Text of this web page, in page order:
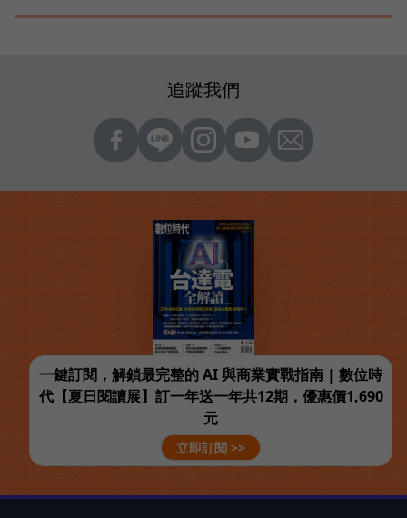
追蹤我們
一鍵訂閱，解鎖最完整的 AI 與商業實戰指南 | 數位時
代【夏日閱讀展】訂一年送一年共12期，優惠價1,690
元
立即訂閱 >>